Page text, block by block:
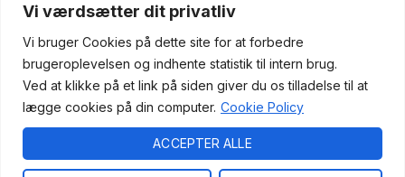
Vi værdsætter dit privatliv
Vi bruger Cookies på dette site for at forbedre
brugeroplevelsen og indhente statistik til intern brug.
Ved at klikke på et link på siden giver du os tilladelse til at
lægge cookies på din computer. Cookie Policy
ACCEPTER ALLE
Kontakt os
Om os
Læge
Samarbejdspartner
© 2024 Dria.dk. All Right Reserved.